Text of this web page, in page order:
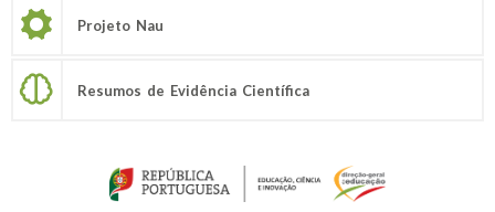
Projeto Nau
Resumos de Evidência Científica